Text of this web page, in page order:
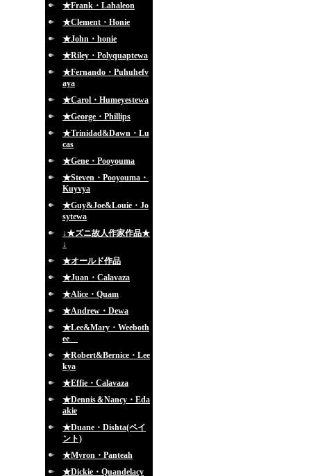
★Frank・Lahaleon
★Clement・Honie
★John・honie
★Riley・Polyquaptewa
★Fernando・Puhuhefv
aya
★Carol・Humeyestewa
★George・Phillips
★Trinidad&Dawn・Lu
cas
★Gene・Pooyouma
★Steven・Pooyouma・
Kuyvya
★Guy&Joe&Louie・Jo
sytewa
↓★ズニ故人作家作品★
↓
★オールド作品
★Juan・Calavaza
★Alice・Quam
★Andrew・Dewa
★Lee&Mary・Weeboth
ee
★Robert&Bernice・Lee
kya
★Effie・Calavaza
★Dennis＆Nancy・Eda
akie
★Duane・Dishta(ペイ
ント)
★Myron・Panteah
★Dickie・Quandelacy